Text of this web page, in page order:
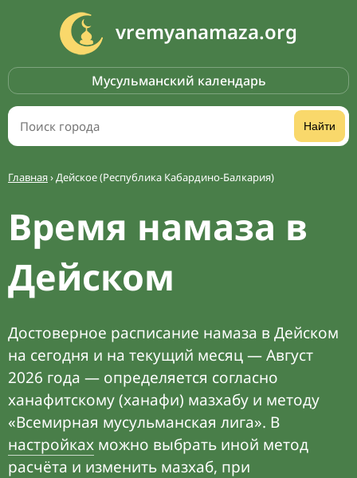
vremyanamaza.org
Мусульманский календарь
Найти
Главная›Дейское (Республика Кабардино-Балкария)
Время намаза в
Дейском
Достоверное расписание намаза в Дейском
на сегодня и на текущий месяц — Август
2026 года — определяется согласно
ханафитскому (ханафи) мазхабу и методу
«Всемирная мусульманская лига». В
настройках можно выбрать иной метод
расчёта и изменить мазхаб, при